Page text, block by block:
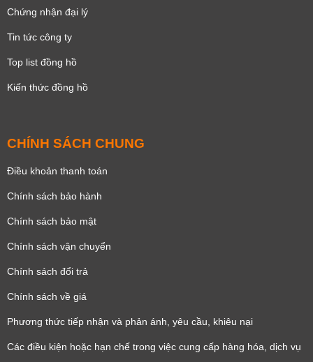
Chứng nhận đại lý
Tin tức công ty
Top list đồng hồ
Kiến thức đồng hồ
CHÍNH SÁCH CHUNG
Điều khoản thanh toán
Chính sách bảo hành
Chính sách bảo mật
Chính sách vận chuyển
Chính sách đổi trả
Chính sách về giá
Phương thức tiếp nhận và phản ánh, yêu cầu, khiêu nại
Các điều kiện hoặc hạn chế trong việc cung cấp hàng hóa, dịch vụ